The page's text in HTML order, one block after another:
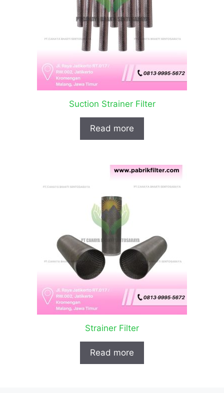
Suction Strainer Filter
Read more
Strainer Filter
Read more